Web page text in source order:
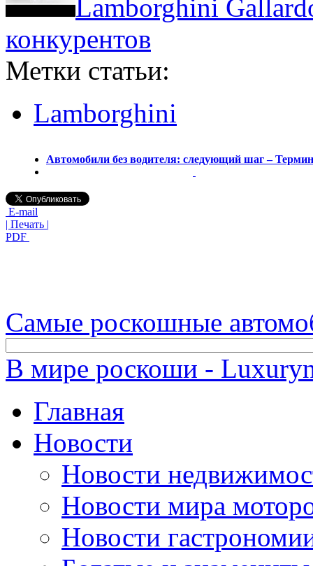
Lamborghini
конкурентов
Метки статьи:
Lamborghini
Автомобили без водителя: следующий шаг –
E-mail
| Печать |
PDF
Самые роскошные
В мире роскоши -
Главная
Новости
Новости
Новости мира
Новости